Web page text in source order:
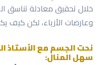
خلال تحقيق معادلة تناسق
وعارضات الأزياء، لكن
نحت الجسم مع الأستاذ
سهل المنال: